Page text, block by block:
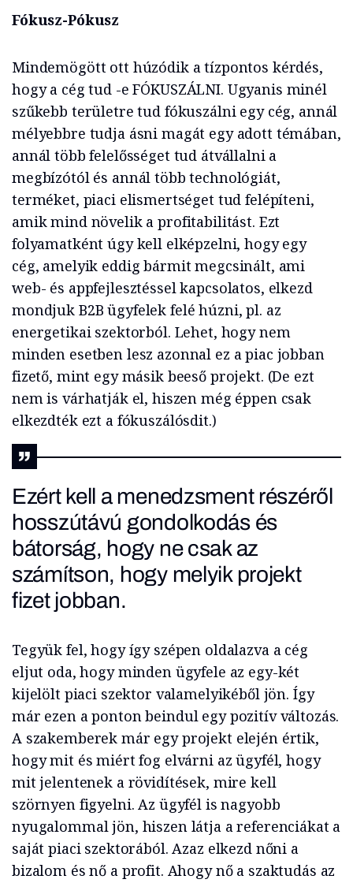
Fókusz-Pókusz
Mindemögött ott húzódik a tízpontos kérdés,
hogy a cég tud -e FÓKUSZÁLNI. Ugyanis minél
szűkebb területre tud fókuszálni egy cég, annál
mélyebbre tudja ásni magát egy adott témában,
annál több felelősséget tud átvállalni a
megbízótól és annál több technológiát,
terméket, piaci elismertséget tud felépíteni,
amik mind növelik a profitabilitást. Ezt
folyamatként úgy kell elképzelni, hogy egy
cég, amelyik eddig bármit megcsinált, ami
web- és appfejlesztéssel kapcsolatos, elkezd
mondjuk B2B ügyfelek felé húzni, pl. az
energetikai szektorból. Lehet, hogy nem
minden esetben lesz azonnal ez a piac jobban
fizető, mint egy másik beeső projekt. (De ezt
nem is várhatják el, hiszen még éppen csak
elkezdték ezt a fókuszálósdit.)
Ezért kell a menedzsment részéről
hosszútávú gondolkodás és
bátorság, hogy ne csak az
számítson, hogy melyik projekt
fizet jobban.
Tegyük fel, hogy így szépen oldalazva a cég
eljut oda, hogy minden ügyfele az egy-két
kijelölt piaci szektor valamelyikéből jön. Így
már ezen a ponton beindul egy pozitív változás.
A szakemberek már egy projekt elején értik,
hogy mit és miért fog elvárni az ügyfél, hogy
mit jelentenek a rövidítések, mire kell
szörnyen figyelni. Az ügyfél is nagyobb
nyugalommal jön, hiszen látja a referenciákat a
saját piaci szektorából. Azaz elkezd nőni a
bizalom és nő a profit. Ahogy nő a szaktudás az